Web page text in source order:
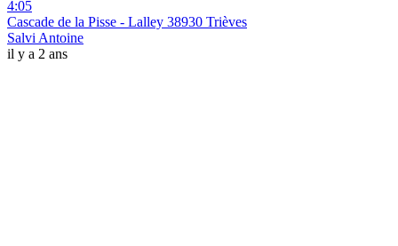
4:05
Cascade de la Pisse - Lalley 38930 Trièves
Salvi Antoine
il y a 2 ans